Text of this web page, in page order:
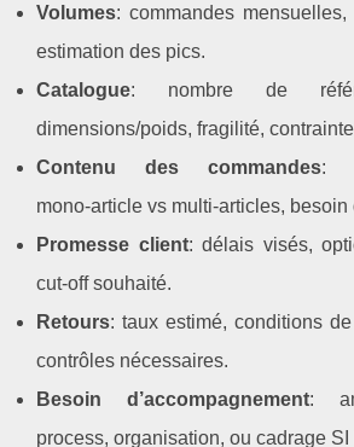
Volumes: commandes mensuelles,
estimation des pics.
Catalogue: nombre de
dimensions/poids, fragilité,
Contenu des commandes:
mono‑article vs multi‑articles, besoin
Promesse client: délais visés,
cut‑off souhaité.
Retours: taux estimé, conditions
contrôles nécessaires.
Besoin d’accompagnement:
process, organisation, ou cadrage